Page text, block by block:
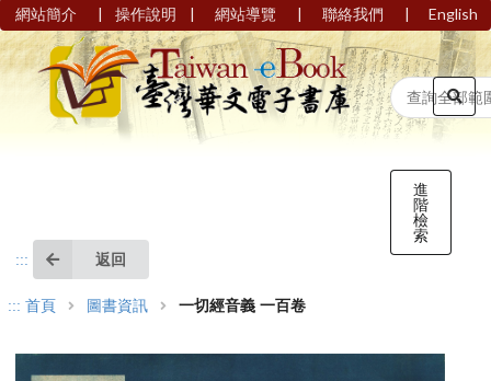
網站簡介 | 操作說明 | 網站導覽 | 聯絡我們 | English
進
階
檢
索
::: 返回
::: 首頁 圖書資訊 一切經音義 一百卷